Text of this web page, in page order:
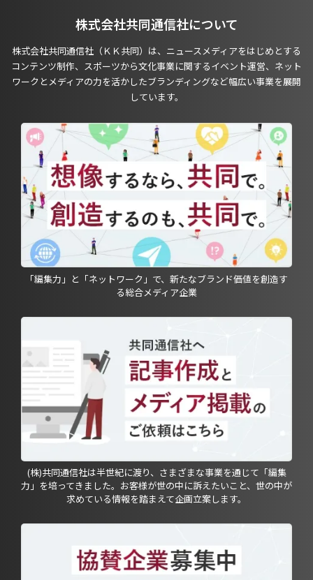
株式会社共同通信社について
株式会社共同通信社（ＫＫ共同）は、ニュースメディアをはじめとする
コンテンツ制作、スポーツから文化事業に関するイベント運営、ネット
ワークとメディアの力を活かしたブランディングなど幅広い事業を展開
しています。
「編集力」と「ネットワーク」で、新たなブランド価値を創造す
る総合メディア企業
(株)共同通信社は半世紀に渡り、さまざまな事業を通じて「編集
力」を培ってきました。お客様が世の中に訴えたいこと、世の中が
求めている情報を踏まえて企画立案します。